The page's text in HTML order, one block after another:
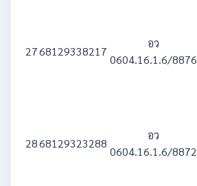
2768129338217
อว
0604.16.1.6/8876
2868129323288
อว
0604.16.1.6/8872